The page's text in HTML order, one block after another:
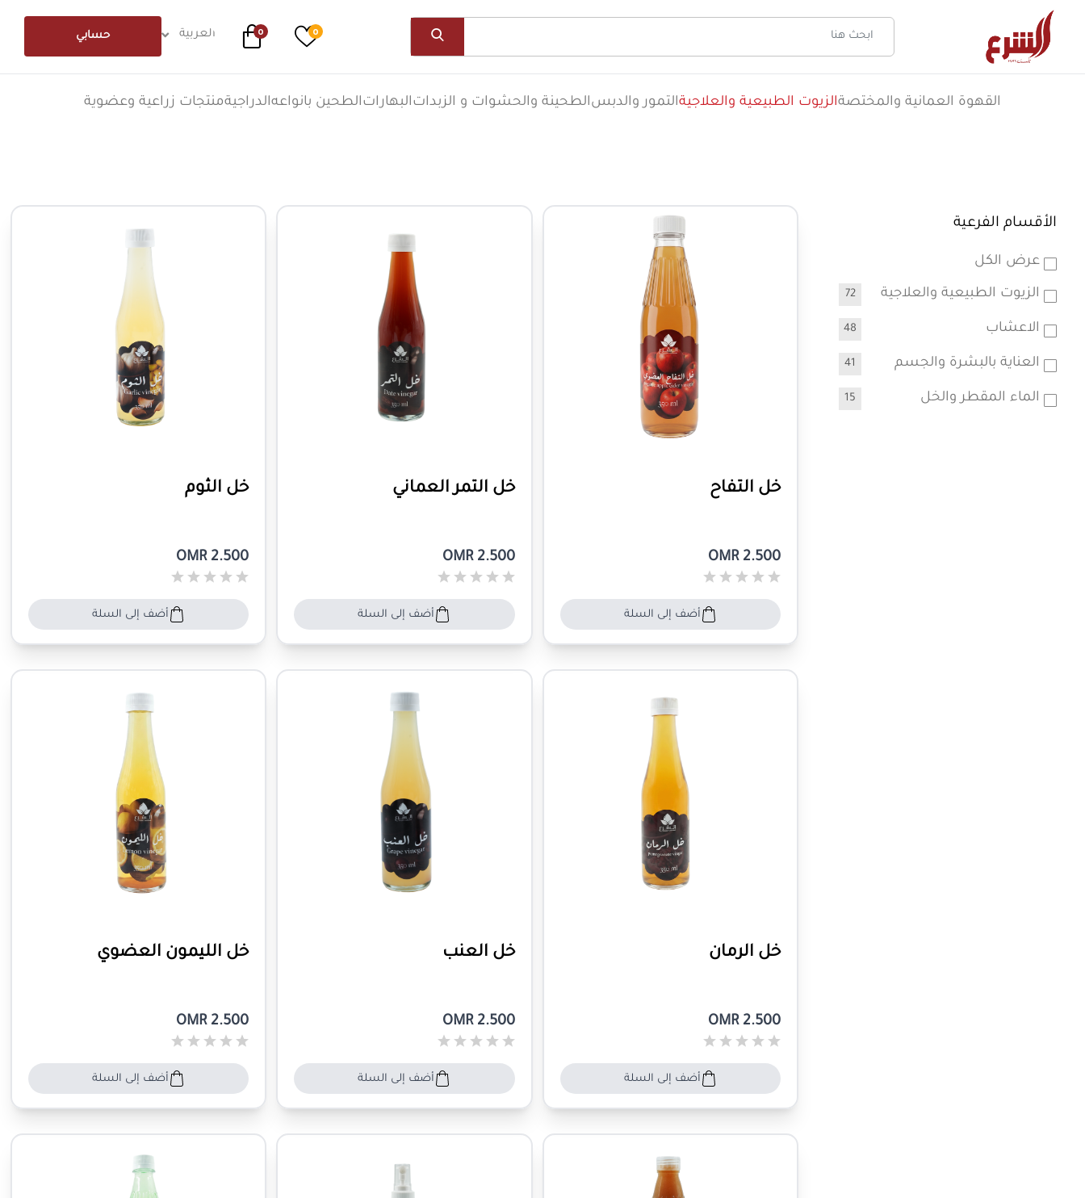
0
0 العربية حسابي
القهوة العمانية والمختصةالزيوت الطبيعية والعلاجيةالتمور والدبسالطحينة والحشوات و الزبداتالبهاراتالطحين بانواعهالدراجيةمنتجات زراعية وعضوية
الأقسام الفرعية
عرض الكل
الزيوت الطبيعية والعلاجية 72
الاعشاب 48
العناية بالبشرة والجسم 41
الماء المقطر والخل 15
خل التفاح
OMR 2.500
أضف إلى السلة
خل التمر العماني
OMR 2.500
أضف إلى السلة
خل الثوم
OMR 2.500
أضف إلى السلة
خل الرمان
OMR 2.500
أضف إلى السلة
خل العنب
OMR 2.500
أضف إلى السلة
خل الليمون العضوي
OMR 2.500
أضف إلى السلة